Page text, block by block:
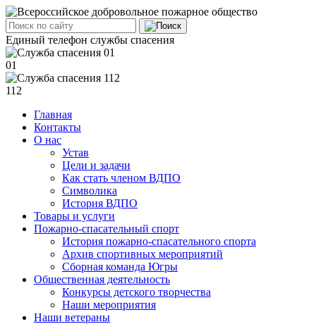
Единый телефон службы спасения
01
112
Главная
Контакты
О нас
Устав
Цели и задачи
Как стать членом ВДПО
Символика
История ВДПО
Товары и услуги
Пожарно-спасательный спорт
История пожарно-спасательного спорта
Архив спортивных мероприятий
Сборная команда Югры
Общественная деятельность
Конкурсы детского творчества
Наши мероприятия
Наши ветераны